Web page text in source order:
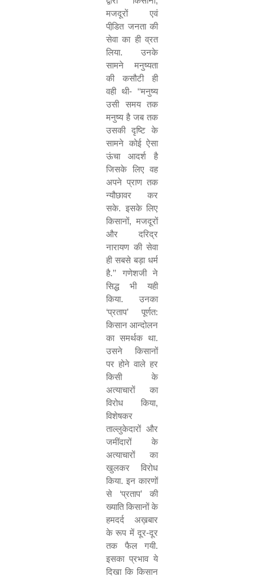
मजदूरों एवं
पीडि़त जनता की
सेवा का ही व्रत
लिया. उनके
सामने मनुष्यता
की कसौटी ही
वही थी- ‘‘मनुष्य
उसी समय तक
मनुष्य है जब तक
उसकी दृष्टि के
सामने कोई ऐसा
ऊंचा आदर्श है
जिसके लिए वह
अपने प्राण तक
न्यौछावर कर
सके. इसके लिए
किसानों, मजदूरों
और दरिद्र
नारायण की सेवा
ही सबसे बड़ा धर्म
है.’’ गणेशजी ने
सिद्ध भी यही
किया. उनका
‘प्रताप’ पूर्णत:
किसान आन्दोलन
का समर्थक था.
उसने किसानों
पर होने वाले हर
किसी के
अत्याचारों का
विरोध किया,
विशेषकर
ताल्लुकेदारों और
जमींदारों के
अत्याचारों का
खुलकर विरोध
किया. इन कारणों
से ‘प्रताप’ की
ख्याति किसानों के
हमदर्द अख़बार
के रूप में दूर-दूर
तक फैल गयी.
इसका प्रभाव ये
दिखा कि किसान